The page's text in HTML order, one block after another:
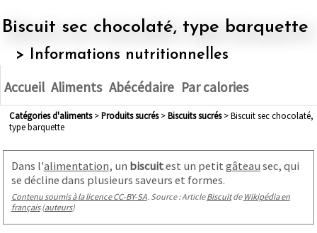
Biscuit sec chocolaté, type barquette
> Informations nutritionnelles
Accueil Aliments Abécédaire Par calories
Catégories d'aliments> produits sucrés> biscuits sucrés> Biscuit sec chocolaté,
type barquette
Dans l'alimentation, un biscuitest un petit gâteau sec, qui
se décline dans plusieurs saveurs et formes.
Contenu soumis à la licence CC-BY-SA. Source : ArticleBiscuitde Wikipédia en
français(auteurs)